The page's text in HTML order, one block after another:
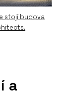
stojí budova
a